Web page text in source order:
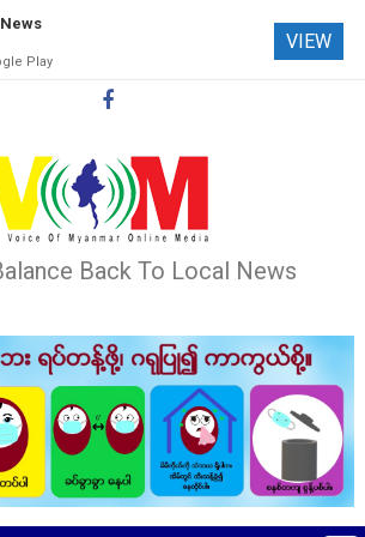
Back To Local News
Play
VIEW